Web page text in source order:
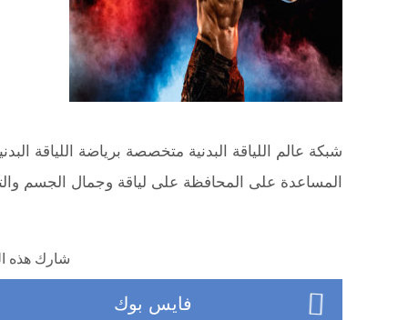
شبكة عالم اللياقة البدنية متخصصة برياضة اللياقة
المساعدة على المحافظة على لياقة وجمال الجسم
شارك هذه
فايس بوك